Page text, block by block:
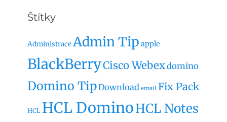
Štítky
AdministraceAdmin Tip apple
BlackBerryCisco Webexdomino
Domino TipDownload email Fix Pack
HCL HCL DominoHCL Notes